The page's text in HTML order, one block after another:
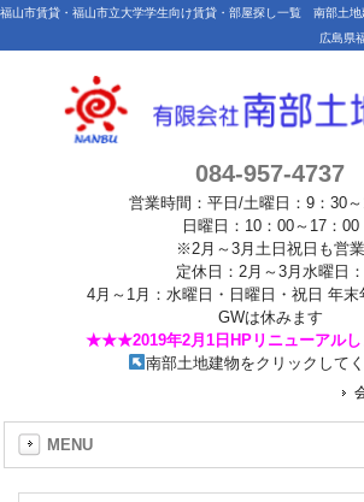
福山市賃貸・福山市立大学学生向け賃貸・部屋探し一覧 南部土地
広島県
084-957-4737
営業時間：平日/土曜日：9：30
日曜日：10：00～17：00
※2月～3月土日祝日も営業
定休日：2月～3月水曜日：
4月～1月：水曜日・日曜日・祝日 年末
GWは休みます
★★★2019年2月1日HPリニューアル
南部土地建物をクリックして
MENU